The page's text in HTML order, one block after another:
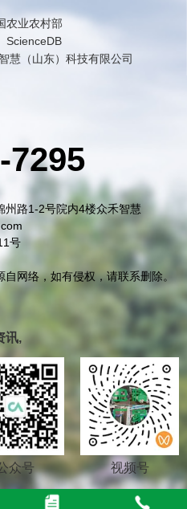
农业农村部
ScienceDB
慧（山东）科技有限公司
7295
州路1-2号院内4楼众禾智慧
号
网络，如有侵权，请联系删除。
讯,
众号 视频号